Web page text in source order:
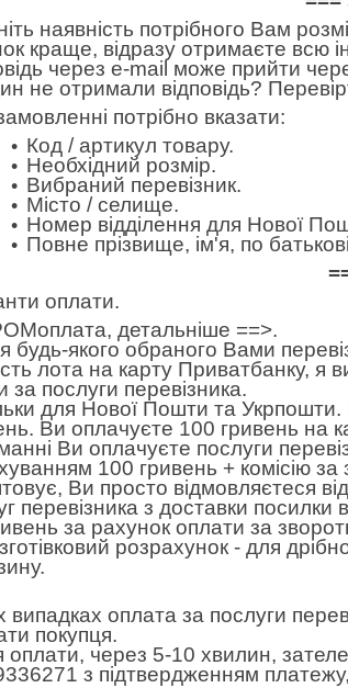
наявність потрібного Вам
краще, відразу отримаєте всю
через e-mail може прийти
не отримали відповідь?
потрібно вказати:
Код / артикул товару.
Необхідний розмір.
Вибраний перевізник.
Місто / селище.
Номер відділення для Нової
Повне прізвище, ім'я, по
оплати.
детальніше ==>.
будь-якого обраного Вами
лота на карту Приватбанку,
за послуги перевізника.
для Нової Пошти та
Ви оплачуєте 100 гривень на
Ви оплачуєте послуги
100 гривень + комісію
Ви просто відмовляєтеся
перевізника з доставки
за рахунок оплати за
розрахунок - для
випадках оплата за послуги
покупця.
оплати, через 5-10 хвилин,
з підтвердженням